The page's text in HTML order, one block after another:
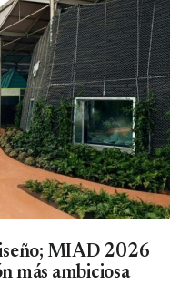
MIAD 2026
más ambiciosa